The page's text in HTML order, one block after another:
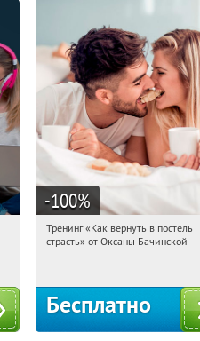
-100%
04:01:36 Получили:
Тренинг «Как вернуть в постель
страсть» от Оксаны Бачинской
Бесплатно